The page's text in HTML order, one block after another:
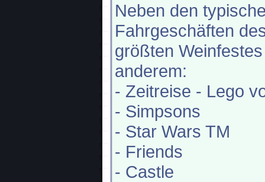
Neben den
Fahrgeschäften
größten
anderem:
- Zeitreise - Lego
- Simpsons
- Star Wars TM
- Friends
- Castle